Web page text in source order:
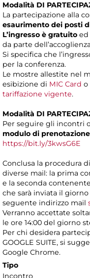
Modalità DI
La partecipazione alla
esaurimento dei posti
L’ingresso è gratuito ed
da parte
Si specifica che
per la conferenza.
Le mostre allestite nel
esibizione di MIC Card o
tariffazione vigente.
Modalità DI
Per seguire gli incontri
modulo di
https://bit.ly/3kwsG6E
Conclusa la procedura
diverse mail: la prima
e la seconda
che sarà inviata il
seguente indirizzo mail
Verranno accettate
le ore 14:00 del giorno
Per chi desidera
GOOGLE SUITE, si
Google Chrome.
Tipo
Incontro